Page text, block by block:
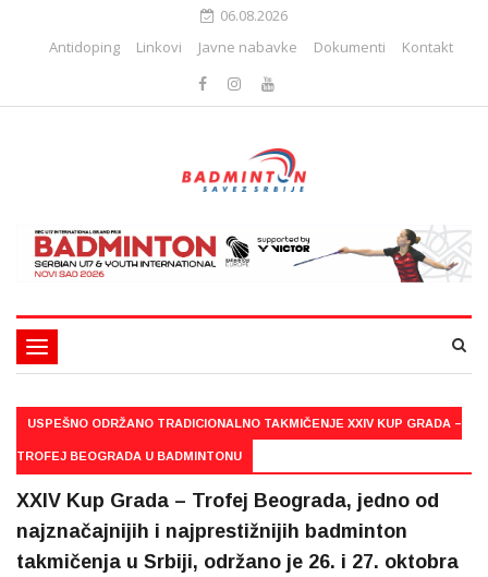
06.08.2026
Antidoping
Linkovi Javne nabavke Dokumenti Kontakt
Toggle
navigation
USPEŠNO ODRŽANO TRADICIONALNO TAKMIČENJE XXIV KUP GRADA –
TROFEJ BEOGRADA U BADMINTONU
XXIV Kup Grada – Trofej Beograda, jedno od
najznačajnijih i najprestižnijih badminton
takmičenja u Srbiji, održano je 26. i 27. oktobra